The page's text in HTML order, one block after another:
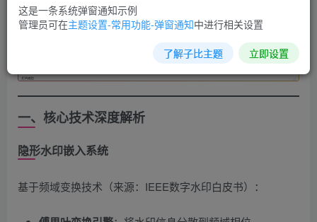
一、核心技术深度解析
隐形水印嵌入系统
基于频域变换技术（来源：IEEE数字水印白皮书）：
这是一条系统弹窗通知示例
管理员可在主题设置-常用功能-弹窗通知中进行相关设置
了解子比主题 立即设置